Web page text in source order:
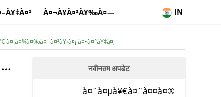
À¤¬À¥À¤²À¥‰À¤— IN
à¤¡à¤¾à¤‰à¤¨à¤²à¥‹à¤¡ à¤•à¤°à¥‡à¤‚
नवीनतम अपडेट
à¤¨à¤µà¥€à¤¨à¤¤à¤®